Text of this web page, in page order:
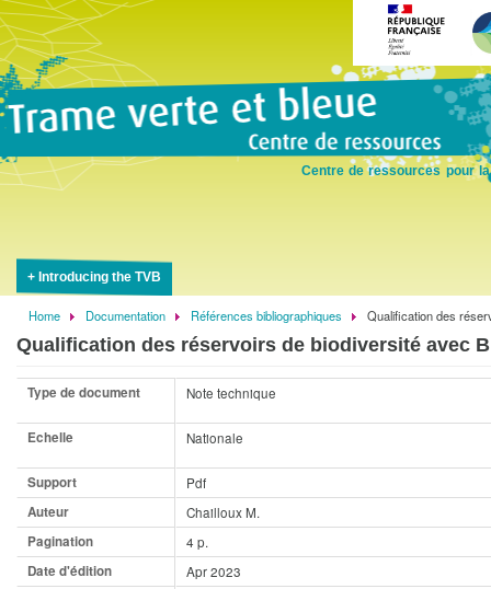
Centre de ressources pour
Introducing the TVB
Breadcrumb
Home Documentation Références bibliographiques Qualification des
Qualification des réservoirs de biodiversité avec
Type de document Note technique
Echelle Nationale
Support
Pdf
Auteur
Chailloux M.
Pagination
4 p.
Date d'édition
Apr 2023